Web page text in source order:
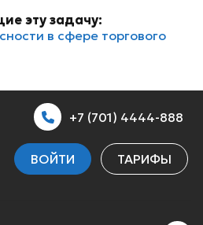
эту задачу:
в сфере торгового
+7 (701) 4444-888
ВОЙТИ ТАРИФЫ